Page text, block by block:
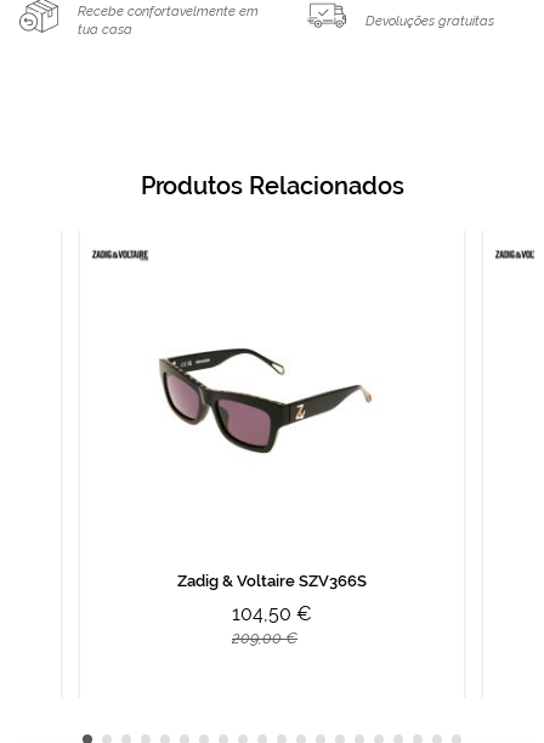
Recebe confortavelmente em
tua casa
Devoluções gratuitas
Produtos Relacionados
Zadig & Voltaire SZV366S
104,50 €
209,00 €